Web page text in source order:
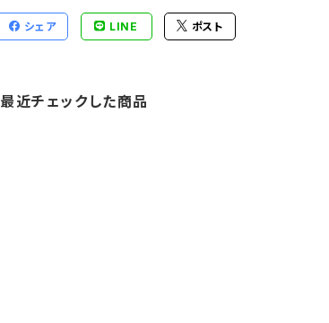
シェア LINE ポスト
最近チェックした商品